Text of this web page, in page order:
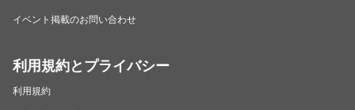
イベント掲載のお問い合わせ
利用規約とプライバシー
利用規約